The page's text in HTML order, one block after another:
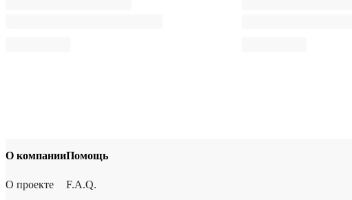
О компании
О проекте
Помощь
F.A.Q.